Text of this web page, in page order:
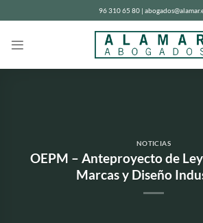
al
96 310 65 80 |
NOTICIAS
OEPM – Anteproyecto de
Marcas y Diseño